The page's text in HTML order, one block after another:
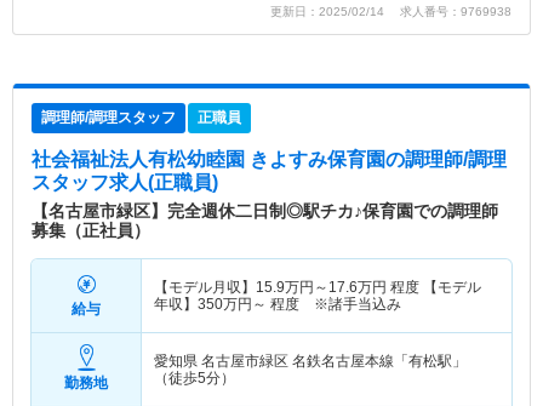
更新日：2025/02/14 求人番号：9769938
調理師/調理スタッフ 正職員
社会福祉法人有松幼睦園 きよすみ保育園の調理師/調理
スタッフ求人(正職員)
【名古屋市緑区】完全週休二日制◎駅チカ♪保育園での調理師
募集（正社員）
給与
【モデル月収】 15.9万円～ 17.6万円 程度 【モデル
年収】 350万円～ 程度 ※諸手当込み
勤務地
愛知県 名古屋市緑区 名鉄名古屋本線「有松駅」
（徒歩5分）